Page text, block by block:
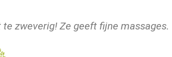
minder na slechts één